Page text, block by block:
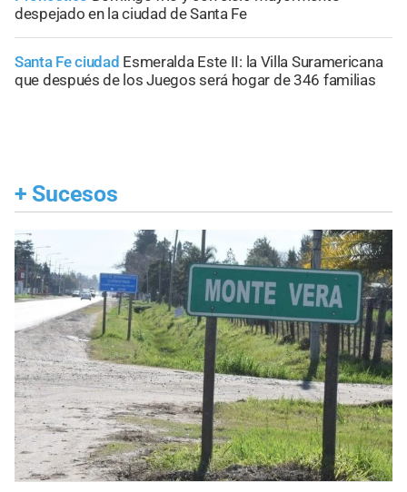
despejado en la ciudad de Santa Fe
Santa Fe ciudad Esmeralda Este II: la Villa Suramericana
que después de los Juegos será hogar de 346 familias
+ Sucesos